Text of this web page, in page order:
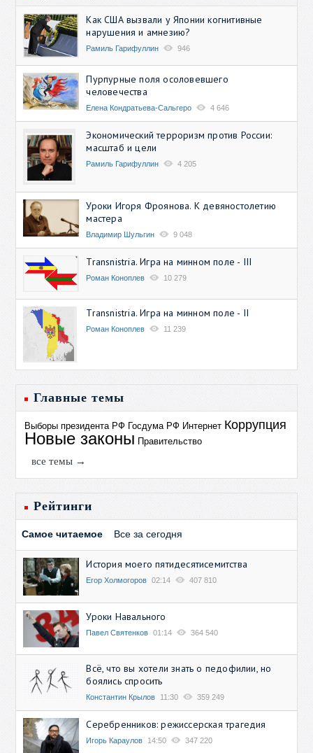
Как США вызвали у Японии когнитивные
нарушения и амнезию?
Рамиль Гарифуллин 946
Пурпурные поля осоловевшего
человечества
Елена Кондратьева-Сальгеро 4 646
Экономический терроризм против России:
масштаб и цели
Рамиль Гарифуллин 4 205
Уроки Игоря Фроянова. К девяностолетию
мастера
Владимир Шульгин 9 048
Transnistria. Игра на минном поле - III
Роман Коноплев 10 279
Transnistria. Игра на минном поле - II
Роман Коноплев 11 239
Главные темы
Выборы президента РФ Госдума РФ Интернет Коррупция
Новые законы Правительство
все темы →
Рейтинги
Самое читаемое Все за сегодня
История моего пятидесятисемитства
Егор Холмогоров 02:14 407 810
Уроки Навального
Павел Святенков 01:14 364 540
Всё, что вы хотели знать о педофилии, но
боялись спросить
Константин Крылов 11:30 359 249
Серебренников: режиссерская трагедия
Игорь Караулов 14:50 347 220